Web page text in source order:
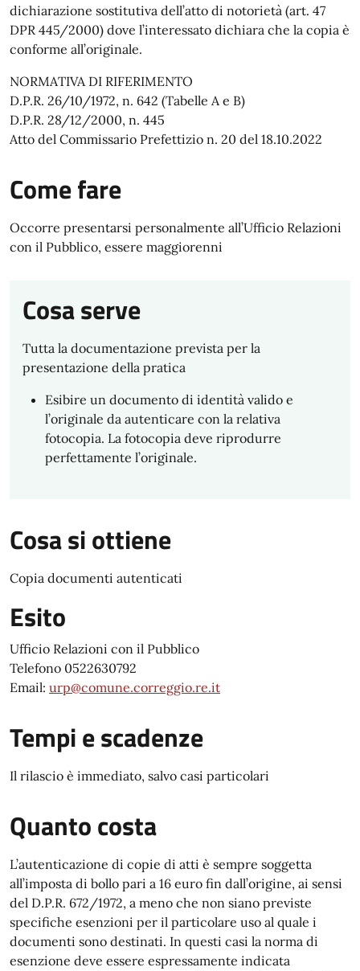
dichiarazione sostitutiva dell’atto di notorietà (art. 47
DPR 445/2000) dove l’interessato dichiara che la copia è
conforme all’originale.
NORMATIVA DI RIFERIMENTO
D.P.R. 26/10/1972, n. 642 (Tabelle A e B)
D.P.R. 28/12/2000, n. 445
Atto del Commissario Prefettizio n. 20 del 18.10.2022
Come fare
Occorre presentarsi personalmente all’Ufficio Relazioni
con il Pubblico, essere maggiorenni
Cosa serve
Tutta la documentazione prevista per la
presentazione della pratica
Esibire un documento di identità valido e
l’originale da autenticare con la relativa
fotocopia. La fotocopia deve riprodurre
perfettamente l’originale.
Cosa si ottiene
Copia documenti autenticati
Esito
Ufficio Relazioni con il Pubblico
Telefono 0522630792
Email: urp@comune.correggio.re.it
Tempi e scadenze
Il rilascio è immediato, salvo casi particolari
Quanto costa
L’autenticazione di copie di atti è sempre soggetta
all’imposta di bollo pari a 16 euro fin dall’origine, ai sensi
del D.P.R. 672/1972, a meno che non siano previste
specifiche esenzioni per il particolare uso al quale i
documenti sono destinati. In questi casi la norma di
esenzione deve essere espressamente indicata